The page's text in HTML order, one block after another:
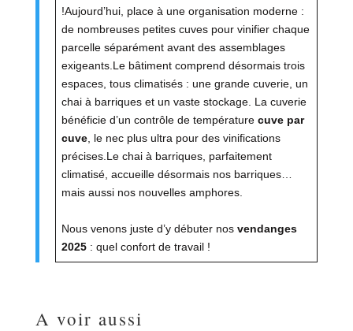
!Aujourd’hui, place à une organisation moderne :
de nombreuses petites cuves pour vinifier chaque
parcelle séparément avant des assemblages
exigeants.Le bâtiment comprend désormais trois
espaces, tous climatisés : une grande cuverie, un
chai à barriques et un vaste stockage. La cuverie
bénéficie d’un contrôle de température cuve par
cuve, le nec plus ultra pour des vinifications
précises.Le chai à barriques, parfaitement
climatisé, accueille désormais nos barriques…
mais aussi nos nouvelles amphores.
Nous venons juste d’y débuter nos vendanges
2025: quel confort de travail !
A voir aussi